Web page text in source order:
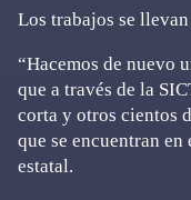
Los trabajos se
“Hacemos de nuevo
que a través de la
corta y otros cientos
que se encuentran
estatal.